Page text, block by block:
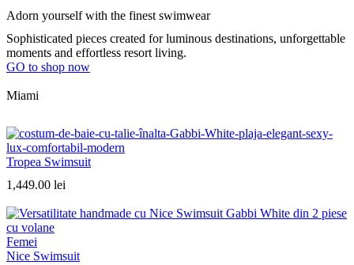
Adorn yourself with the finest swimwear
Sophisticated pieces created for luminous destinations, unforgettable
moments and effortless resort living.
GO to shop now
Miami
Tropea Swimsuit
1,449.00 lei
Femei
Nice Swimsuit